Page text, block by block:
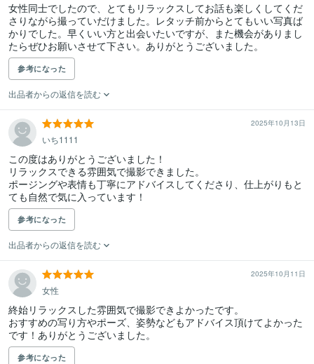
女性同士でしたので、とてもリラックスしてお話も楽しくしてくだ
さりながら撮っていだけました。レタッチ前からとてもいい写真ば
かりでした。早くいい方と出会いたいですが、また機会がありまし
たらぜひお願いさせて下さい。ありがとうございました。
参考になった
出品者からの返信を読む
2025年10月13日
いち1111
この度はありがとうございました！
リラックスできる雰囲気で撮影できました。
ポージングや表情も丁寧にアドバイスしてくださり、仕上がりもと
ても自然で気に入っています！
参考になった
出品者からの返信を読む
2025年10月11日
女性
終始リラックスした雰囲気で撮影できよかったです。
おすすめの写り方やポーズ、姿勢などもアドバイス頂けてよかった
です！ありがとうございました。
参考になった